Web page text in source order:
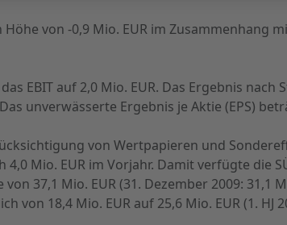
von -0,9 Mio. EUR im Zusammenhang
EBIT auf 2,0 Mio. EUR. Das Ergebnis nach
unverwässerte Ergebnis je Aktie (EPS)
von Wertpapieren und
4,0 Mio. EUR im Vorjahr. Damit verfügte die
37,1 Mio. EUR (31. Dezember 2009: 31,1
von 18,4 Mio. EUR auf 25,6 Mio. EUR (1. HJ